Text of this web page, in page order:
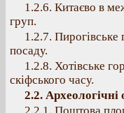
1.2.6. Китаєво в
груп.
1.2.7.
посаду.
1.2.8. Хотівське
скіфського часу.
2.2. Археологічні